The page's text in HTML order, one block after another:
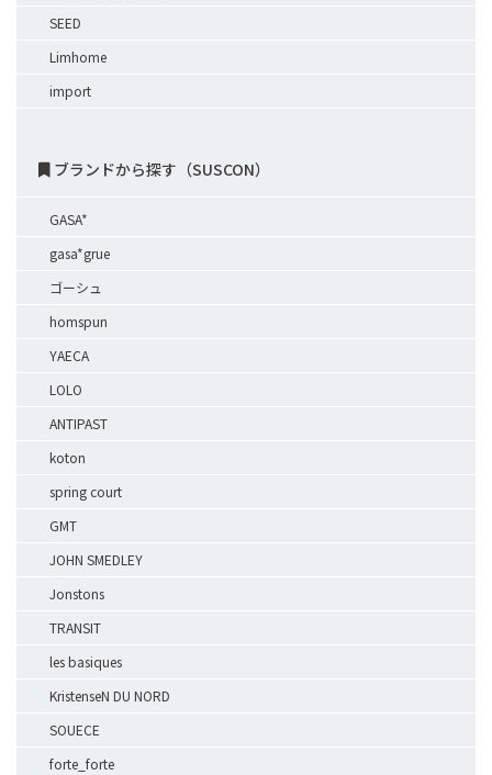
SEED
Limhome
import
ブランドから探す（SUSCON）
GASA*
gasa*grue
ゴーシュ
homspun
YAECA
LOLO
ANTIPAST
koton
spring court
GMT
JOHN SMEDLEY
Jonstons
TRANSIT
les basiques
KristenseN DU NORD
SOUECE
forte_forte